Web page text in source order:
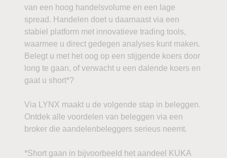
van een hoog handelsvolume en een lage
spread. Handelen doet u daarnaast via een
stabiel platform met innovatieve trading tools,
waarmee u direct gedegen analyses kunt maken.
Belegt u met het oog op een stijgende koers door
long te gaan, of verwacht u een dalende koers en
gaat u short*?
Via LYNX maakt u de volgende stap in beleggen.
Ontdek alle voordelen van beleggen via een
broker die aandelenbeleggers serieus neemt.
*Short gaan in bijvoorbeeld het aandeel KUKA